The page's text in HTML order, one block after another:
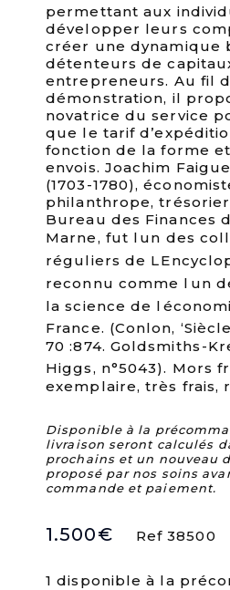
permettant aux
développer leurs
créer une dynamique
détenteurs de
entrepreneurs. Au fil
démonstration, il
novatrice du service
que le tarif
fonction de la forme
envois. Joachim
(1703-1780),
philanthrope,
Bureau des Finances
Marne, fut lun des
réguliers de
reconnu comme lun
la science de
France. (Conlon,
70 :874. Goldsmiths-
Higgs, n°5043). Mors
exemplaire, très frais,
Disponible à la
livraison seront calculés
prochains et un nouveau
proposé par nos soins
commande et paiement.
1.500€ Ref 38500
1 disponible à la